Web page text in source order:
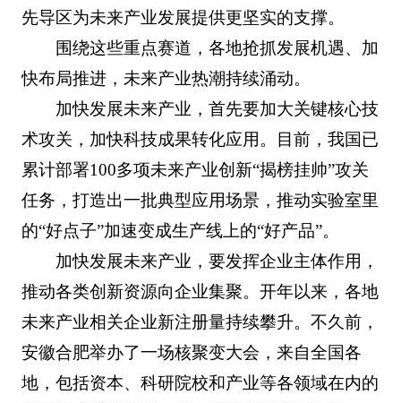
先导区为未来产业发展提供更坚实的支撑。
围绕这些重点赛道，各地抢抓发展机遇、加
快布局推进，未来产业热潮持续涌动。
加快发展未来产业，首先要加大关键核心技
术攻关，加快科技成果转化应用。目前，我国已
累计部署100多项未来产业创新“揭榜挂帅”攻关
任务，打造出一批典型应用场景，推动实验室里
的“好点子”加速变成生产线上的“好产品”。
加快发展未来产业，要发挥企业主体作用，
推动各类创新资源向企业集聚。开年以来，各地
未来产业相关企业新注册量持续攀升。不久前，
安徽合肥举办了一场核聚变大会，来自全国各
地，包括资本、科研院校和产业等各领域在内的